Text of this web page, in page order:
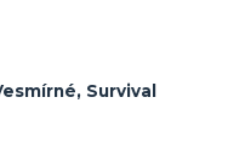
Survival